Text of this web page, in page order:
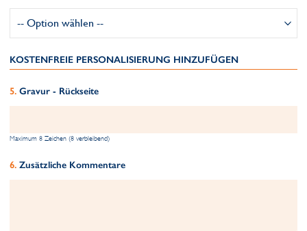
KOSTENFREIE PERSONALISIERUNG HINZUFÜGEN
Gravur - Rückseite
Maximum 8 Zeichen (8 verbleibend)
Zusätzliche Kommentare